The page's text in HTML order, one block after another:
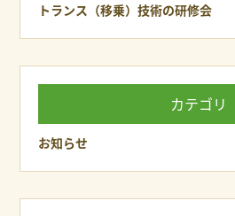
トランス（移乗）技術の研修会
カテゴリ
お知らせ